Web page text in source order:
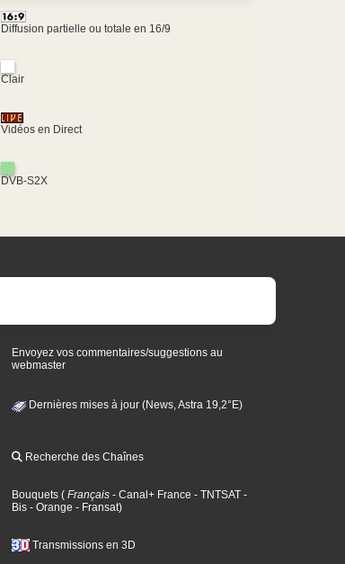
Diffusion partielle ou totale en 16/9
Clair
Vidéos en Direct
DVB-S2X
Envoyez vos commentaires/suggestions au
webmaster
Dernières mises à jour (News, Astra 19,2°E)
Recherche des Chaînes
Bouquets ( Français - Canal+ France - TNTSAT -
Bis - Orange - Fransat)
Transmissions en 3D